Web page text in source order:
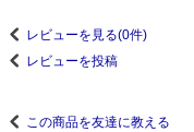
レビューを見る(0件)
レビューを投稿
この商品を友達に教える